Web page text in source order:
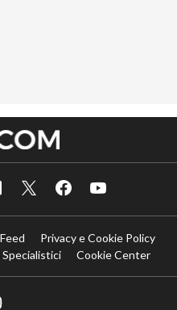
Privacy e Cookie Policy
Cookie Center